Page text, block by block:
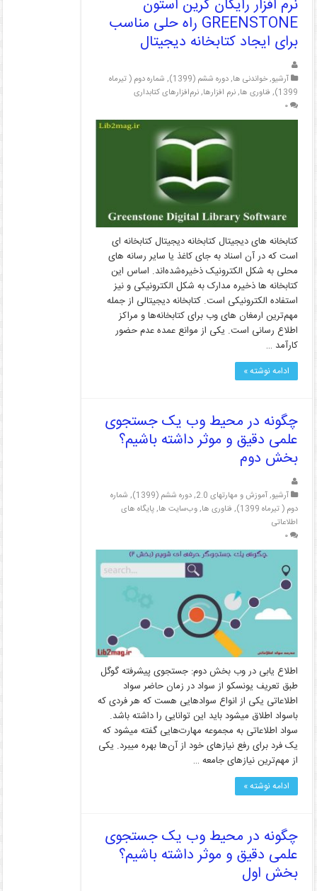
نرم افزار رایگان گرین استون
GREENSTONE راه حلی مناسب
برای ایجاد کتابخانه دیجیتال
آرشیو,خواندنی ها,دوره ششم (1399) , شماره دوم ( تیرماه
1399)
, فناوری ها,نرم افزارها,نرم‌افزارهای کتابداری
۰
کتابخانه­ های دیجیتال کتابخانه دیجیتال کتابخانه­ ای
است که در آن اسناد به جای کاغذ یا سایر رسانه ­های
محلی به شکل الکترونیک ذخیره‌شده‌اند. اساس این
کتابخانه ­ها ذخیره مدارک به شکل الکترونیکی و نیز
استفاده الکترونیکی است. کتابخانه دیجیتالی از جمله
مهم‌ترین ارمغان­ های وب برای کتابخانه‌ها و مراکز
اطلاع ­رسانی است. یکی از موانع عمده عدم حضور
کارآمد …
ادامه نوشته »
چگونه در محیط وب یک جستجوی
علمی دقیق و موثر داشته باشیم؟
بخش دوم
آرشیو,آموزش و مهارتهای 2.0 ,دوره ششم (1399) , شماره
دوم ( تیرماه 1399)
, فناوری ها,وب‌سایت ها,پایگاه های
اطلاعاتی
۰
اطلاع یابی در وب بخش دوم: جستجوی پیشرفته گوگل
طبق تعریف یونسکو از سواد در زمان حاضر سواد
اطلاعاتی یکی از انواع سوادهایی هست که هر فردی که
باسواد اطلاق می­شود باید این توانایی را داشته باشد.
سواد اطلاعاتی به مجموعه مهارت‌هایی گفته می­شود که
یک فرد برای رفع نیازهای خود از آن‌ها بهره می­برد. یکی
از مهم‌ترین نیازهای جامعه …
ادامه نوشته »
چگونه در محیط وب یک جستجوی
علمی دقیق و موثر داشته باشیم؟
بخش اول